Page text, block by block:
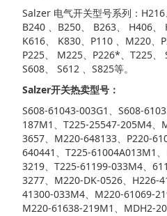
Salzer 电气开关型号系列：H216
B240 、B250、 B263、 H406、
K616、 K830、P110 、M220、
P225、 M225、P226*、T225、
S608、 S612 、S825等。
Salzer开关热卖型号：
S608-61043-003G1、S608-
187M1、T225-25547-205M4、
3657、M220-648133、P220-
640441、T225-61004A013M1
3219、T225-61199-033M4、
3277、M220-DK-0526、H226-
41300-033M4、M220-61069-
M220-61638-219M1、MDH2-